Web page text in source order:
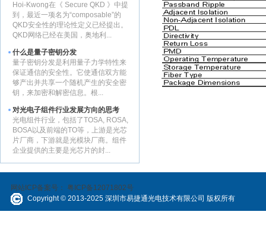
Hoi-Kwong在《 Secure QKD 》中提
到，最近一项名为“composable”的
QKD安全性的理论性定义已经提出。
QKD网络已经在美国，奥地利...
什么是量子密钥分发
量子密钥分发是利用量子力学特性来
保证通信的安全性。它使通信双方能
够产出并共享一个随机产生的安全密
钥，来加密和解密信息。根...
对光电子组件行业发展方向的思考
光电组件行业，包括了TOSA, ROSA,
BOSA以及前端的TO等，上游是光芯
片厂商，下游就是光模块厂商。组件
企业提供的主要是光芯片的封...
网站ICP备案号： 粤ICP备12071802号
Copyright © 2013-2025 深圳市易捷通光电技术有限公司 版权所有